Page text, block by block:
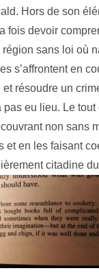
Hors de son
fois devoir
région sans loi où
s’affrontent en
résoudre un
pas eu lieu. Le tout
non sans
et en les faisant
citadine